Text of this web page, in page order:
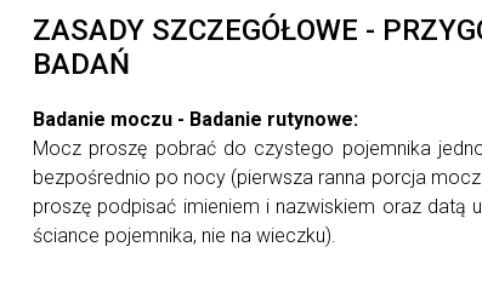
ZASADY SZCZEGÓŁOWE -
BADAŃ
Badanie moczu - Badanie rutynowe:
Mocz proszę pobrać do czystego pojemnika
bezpośrednio po nocy (pierwsza ranna porcja
proszę podpisać imieniem i nazwiskiem oraz datą
ściance pojemnika, nie na wieczku).